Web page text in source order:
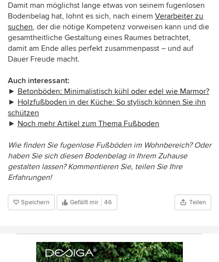
Damit man möglichst lange etwas von seinem fugenlosen
Bodenbelag hat, lohnt es sich, nach einem Verarbeiter zu
suchen, der die nötige Kompetenz vorweisen kann und die
gesamtheitliche Gestaltung eines Raumes betrachtet,
damit am Ende alles perfekt zusammenpasst – und auf
Dauer Freude macht.
Auch interessant:
► Betonböden: Minimalistisch kühl oder edel wie Marmor?
► Holzfußboden in der Küche: So stylisch können Sie ihn
schützen
► Noch mehr Artikel zum Thema Fußboden
Wie finden Sie fugenlose Fußböden im Wohnbereich? Oder
haben Sie sich diesen Bodenbelag in Ihrem Zuhause
gestalten lassen? Kommentieren Sie, teilen Sie Ihre
Erfahrungen!
Speichern Gefällt mir 46 Teilen